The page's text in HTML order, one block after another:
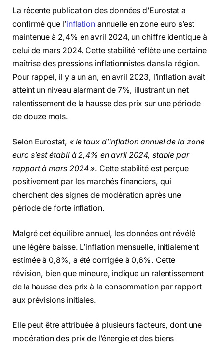
La récente publication des données d’Eurostat a
confirmé que l’inflation annuelle en zone euro s’est
maintenue à 2,4% en avril 2024, un chiffre identique à
celui de mars 2024. Cette stabilité reflète une certaine
maîtrise des pressions inflationnistes dans la région.
Pour rappel, il y a un an, en avril 2023, l’inflation avait
atteint un niveau alarmant de 7%, illustrant un net
ralentissement de la hausse des prix sur une période
de douze mois.
Selon Eurostat, « le taux d’inflation annuel de la zone
euro s’est établi à 2,4% en avril 2024, stable par
rapport à mars 2024 ». Cette stabilité est perçue
positivement par les marchés financiers, qui
cherchent des signes de modération après une
période de forte inflation.
Malgré cet équilibre annuel, les données ont révélé
une légère baisse. L’inflation mensuelle, initialement
estimée à 0,8%, a été corrigée à 0,6%. Cette
révision, bien que mineure, indique un ralentissement
de la hausse des prix à la consommation par rapport
aux prévisions initiales.
Elle peut être attribuée à plusieurs facteurs, dont une
modération des prix de l’énergie et des biens